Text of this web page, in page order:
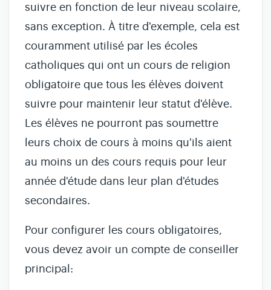
suivre en fonction de leur niveau scolaire,
sans exception. À titre d'exemple, cela est
couramment utilisé par les écoles
catholiques qui ont un cours de religion
obligatoire que tous les élèves doivent
suivre pour maintenir leur statut d'élève.
Les élèves ne pourront pas soumettre
leurs choix de cours à moins qu'ils aient
au moins un des cours requis pour leur
année d'étude dans leur plan d'études
secondaires.
Pour configurer les cours obligatoires,
vous devez avoir un compte de conseiller
principal: